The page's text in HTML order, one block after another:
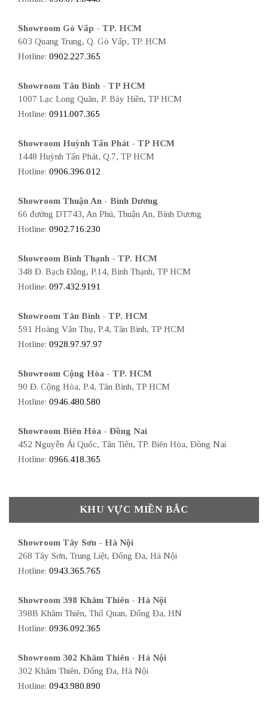
Showroom Gò Vấp - TP. HCM
603 Quang Trung, Q. Gò Vấp, TP. HCM
Hotline: 0902.227.365
Showroom Tân Bình - TP HCM
1007 Lạc Long Quân, P. Bảy Hiền, TP HCM
Hotline: 0911.007.365
Showroom Huỳnh Tấn Phát - TP HCM
1448 Huỳnh Tấn Phát, Q.7, TP HCM
Hotline: 0906.396.012
Showroom Thuận An - Bình Dương
66 đường DT743, An Phú, Thuận An, Bình Dương
Hotline: 0902.716.230
Showroom Bình Thạnh - TP. HCM
348 Đ. Bạch Đằng, P.14, Bình Thạnh, TP HCM
Hotline: 097.432.9191
Showroom Tân Bình - TP. HCM
591 Hoàng Văn Thụ, P.4, Tân Bình, TP HCM
Hotline: 0928.97.97.97
Showroom Cộng Hòa - TP. HCM
90 Đ. Cộng Hòa, P.4, Tân Bình, TP HCM
Hotline: 0946.480.580
Showroom Biên Hòa - Đồng Nai
452 Nguyễn Ái Quốc, Tân Tiến, TP. Biên Hòa, Đồng Nai
Hotline: 0966.418.365
KHU VỰC MIỀN BẮC
Showroom Tây Sơn - Hà Nội
268 Tây Sơn, Trung Liệt, Đống Đa, Hà Nội
Hotline: 0943.365.765
Showroom 398 Khâm Thiên - Hà Nội
398B Khâm Thiên, Thổ Quan, Đống Đa, HN
Hotline: 0936.092.365
Showroom 302 Khâm Thiên - Hà Nội
302 Khâm Thiên, Đống Đa, Hà Nội
Hotline: 0943.980.890